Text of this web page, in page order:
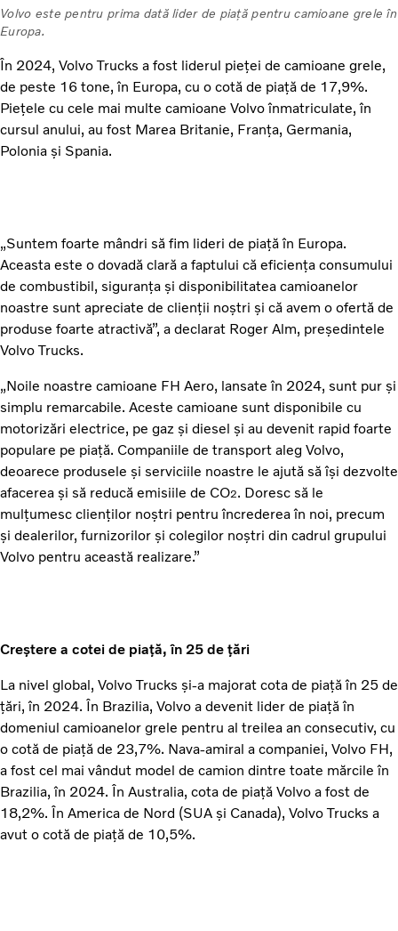
Volvo este pentru prima dată lider de piață pentru camioane grele în
Europa.
În 2024, Volvo Trucks a fost liderul pieței de camioane grele,
de peste 16 tone, în Europa, cu o cotă de piață de 17,9%.
Piețele cu cele mai multe camioane Volvo înmatriculate, în
cursul anului, au fost Marea Britanie, Franța, Germania,
Polonia și Spania.
„Suntem foarte mândri să fim lideri de piață în Europa.
Aceasta este o dovadă clară a faptului că eficiența consumului
de combustibil, siguranța și disponibilitatea camioanelor
noastre sunt apreciate de clienții noștri și că avem o ofertă de
produse foarte atractivă”, a declarat Roger Alm, președintele
Volvo Trucks.
„Noile noastre camioane FH Aero, lansate în 2024, sunt pur și
simplu remarcabile. Aceste camioane sunt disponibile cu
motorizări electrice, pe gaz și diesel și au devenit rapid foarte
populare pe piață. Companiile de transport aleg Volvo,
deoarece produsele și serviciile noastre le ajută să își dezvolte
afacerea și să reducă emisiile de CO2. Doresc să le
mulțumesc clienților noștri pentru încrederea în noi, precum
și dealerilor, furnizorilor și colegilor noștri din cadrul grupului
Volvo pentru această realizare.”
Creștere a cotei de piață, în 25 de țări
La nivel global, Volvo Trucks și-a majorat cota de piață în 25 de
țări, în 2024. În Brazilia, Volvo a devenit lider de piață în
domeniul camioanelor grele pentru al treilea an consecutiv, cu
o cotă de piață de 23,7%. Nava-amiral a companiei, Volvo FH,
a fost cel mai vândut model de camion dintre toate mărcile în
Brazilia, în 2024. În Australia, cota de piață Volvo a fost de
18,2%. În America de Nord (SUA și Canada), Volvo Trucks a
avut o cotă de piață de 10,5%.